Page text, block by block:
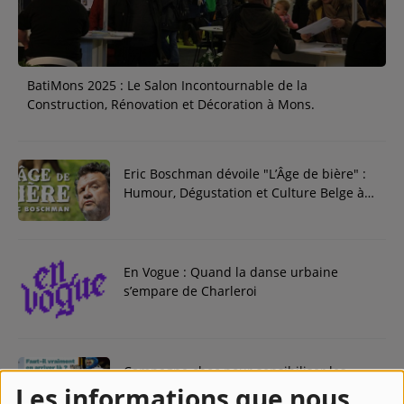
Régie Publicitaire
Fréquences
BatiMons 2025 : Le Salon Incontournable de la
Construction, Rénovation et Décoration à Mons.
Eric Boschman dévoile "L’Âge de bière" :
Humour, Dégustation et Culture Belge à
En Vogue : Quand la danse urbaine
s’empare de Charleroi
Campagne choc pour sensibiliser les
automobilistes : "Faut-il vraiment en